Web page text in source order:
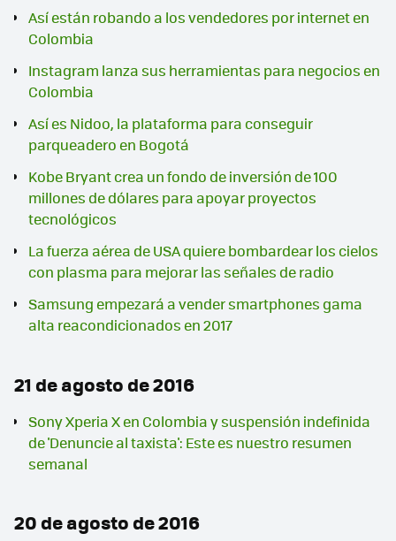
Así están robando a los vendedores por internet en
Colombia
Instagram lanza sus herramientas para negocios en
Colombia
Así es Nidoo, la plataforma para conseguir
parqueadero en Bogotá
Kobe Bryant crea un fondo de inversión de 100
millones de dólares para apoyar proyectos
tecnológicos
La fuerza aérea de USA quiere bombardear los cielos
con plasma para mejorar las señales de radio
Samsung empezará a vender smartphones gama
alta reacondicionados en 2017
21 de agosto de 2016
Sony Xperia X en Colombia y suspensión indefinida
de 'Denuncie al taxista': Este es nuestro resumen
semanal
20 de agosto de 2016